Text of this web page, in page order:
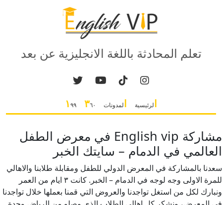
تعلم المحادثة باللغة الانجليزية عن بعد
الرئيسية المدونات ٣٦٠ ١٩٩
مشاركة English vip في معرض الطفل
العالمي في الدمام – سايتك الخبر
سعدنا بالمشاركة في المعرض الدولي للطفل ومقابلة طلابنا والاهالي
للمرة الاولى وجه لوجه في الدمام – الخبر. كانت ٣ ايام من العمر
ونبارك لكل من استغل تواجدنا والعروض التي قمنا بعملها خلال تواجدنا